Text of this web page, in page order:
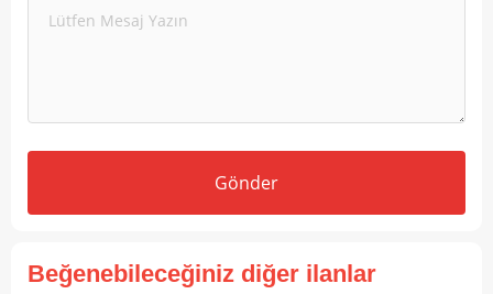
Gönder
Beğenebileceğiniz diğer ilanlar